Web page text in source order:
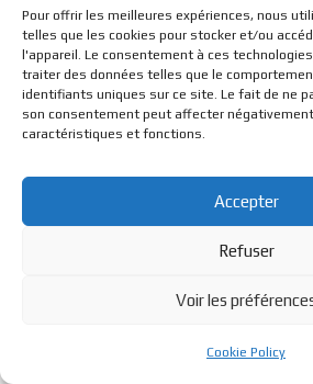
Pour offrir les meilleures expériences, nous
telles que les cookies pour stocker et/ou
l'appareil. Le consentement à ces
traiter des données telles que le
identifiants uniques sur ce site. Le fait de ne
son consentement peut affecter
caractéristiques et fonctions.
Accepter
Refuser
Voir les
Cookie Policy